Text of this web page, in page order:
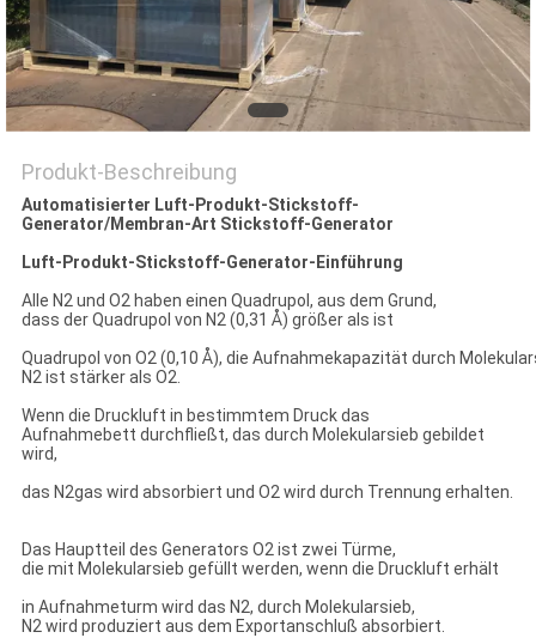
Produkt-Beschreibung
Automatisierter Luft-Produkt-Stickstoff-
Generator/Membran-Art Stickstoff-Generator
Luft-Produkt-Stickstoff-Generator-Einführung
Alle N2 und O2 haben einen Quadrupol, aus dem Grund,
dass der Quadrupol von N2 (0,31 Å) größer als ist
Quadrupol von O2 (0,10 Å), die Aufnahmekapazität durch
N2 ist stärker als O2.
Wenn die Druckluft in bestimmtem Druck das
Aufnahmebett durchfließt, das durch Molekularsieb gebildet
wird,
das N2gas wird absorbiert und O2 wird durch Trennung erhalten.
Das Hauptteil des Generators O2 ist zwei Türme,
die mit Molekularsieb gefüllt werden, wenn die Druckluft erhält
in Aufnahmeturm wird das N2, durch Molekularsieb,
N2 wird produziert aus dem Exportanschluß absorbiert.